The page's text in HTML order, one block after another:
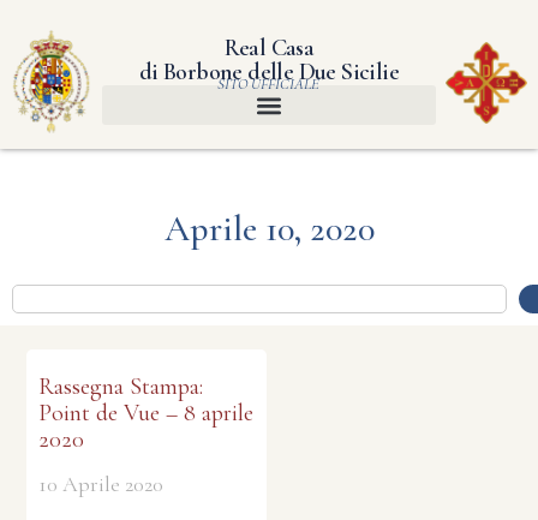
Real Casa
di Borbone delle Due Sicilie
SITO UFFICIALE
Aprile 10, 2020
Rassegna Stampa:
Point de Vue – 8 aprile
2020
10 Aprile 2020